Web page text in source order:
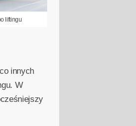
liftingu
innych
W